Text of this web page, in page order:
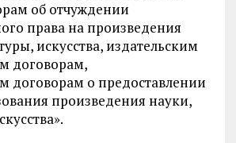
об отчуждении
права на произведения
искусства, издательским
договорам,
договорам о предоставлении
произведения науки,